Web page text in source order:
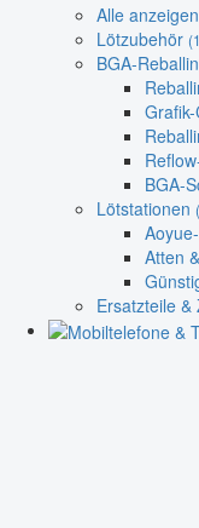
Alle
Lötzubehör
BGA-
BGA-
Lötstationen
Atten
Ersatzteile &